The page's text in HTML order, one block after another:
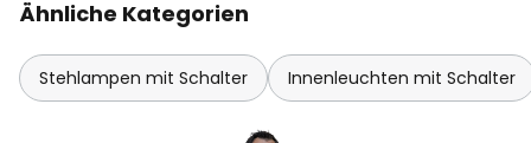
Ähnliche Kategorien
Stehlampen mit Schalter Innenleuchten mit Schalter